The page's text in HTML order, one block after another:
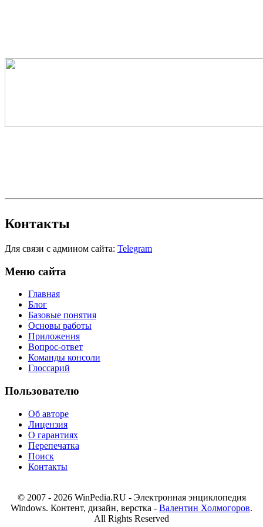
Контакты
Для связи с админом сайта: Telegram
Меню сайта
Главная
Блог
Базовые понятия
Основы работы
Приложения
Вопрос-ответ
Команды консоли
Глоссарий
Пользователю
Об авторе
Лицензия
О гарантиях
Перепечатка
Поиск
Контакты
© 2007 - 2026 WinPedia.RU - Электронная энциклопедия
Windows. Контент, дизайн, верстка - Валентин Холмогоров.
All Rights Reserved